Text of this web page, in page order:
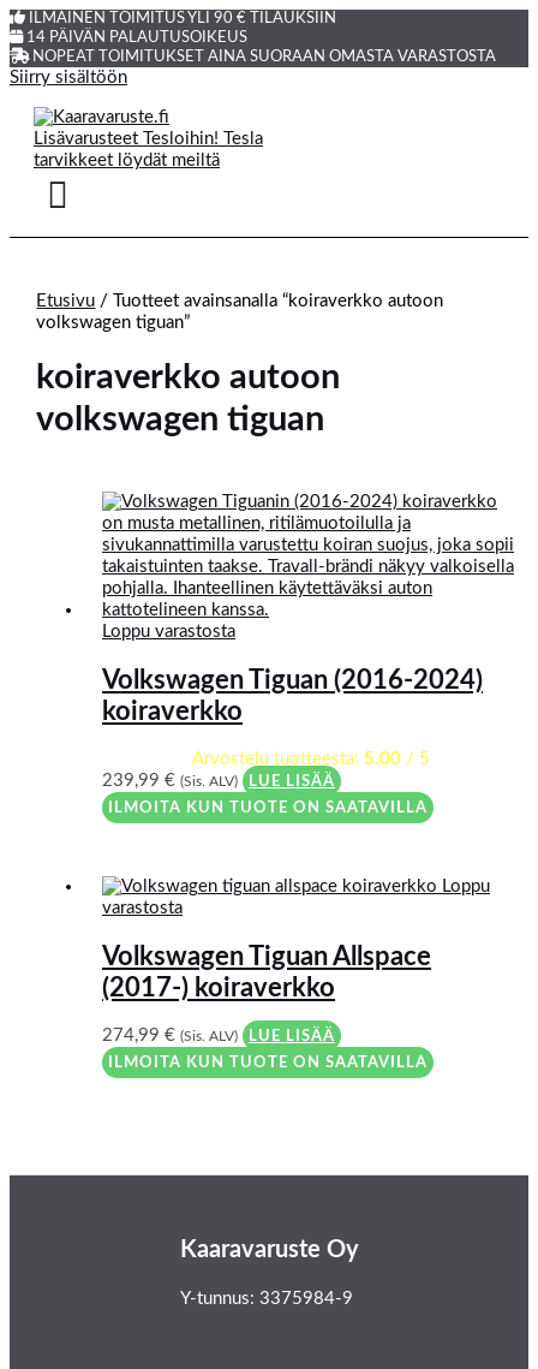
ILMAINEN TOIMITUS YLI 90 € TILAUKSIIN
14 PÄIVÄN PALAUTUSOIKEUS
NOPEAT TOIMITUKSET AINA SUORAAN OMASTA VARASTOSTA
Siirry sisältöön
Etusivu / Tuotteet avainsanalla “koiraverkko autoon
volkswagen tiguan”
koiraverkko autoon
volkswagen tiguan
Loppu varastosta
Volkswagen Tiguan (2016-2024)
koiraverkko
Arvostelu tuotteesta: 5.00/ 5
239,99€ (Sis. ALV)
LUE LISÄÄ
ILMOITA KUN TUOTE ON SAATAVILLA
Loppu
varastosta
Volkswagen Tiguan Allspace
(2017-) koiraverkko
274,99€ (Sis. ALV)
LUE LISÄÄ
ILMOITA KUN TUOTE ON SAATAVILLA
Kaaravaruste Oy
Y-tunnus: 3375984-9